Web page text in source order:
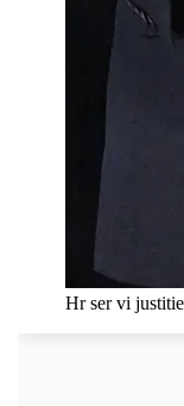
Hr ser vi